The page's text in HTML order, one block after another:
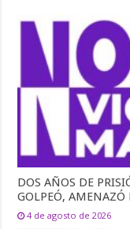
DOS AÑOS DE
GOLPEÓ, AMENAZÓ
4 de agosto de 2026